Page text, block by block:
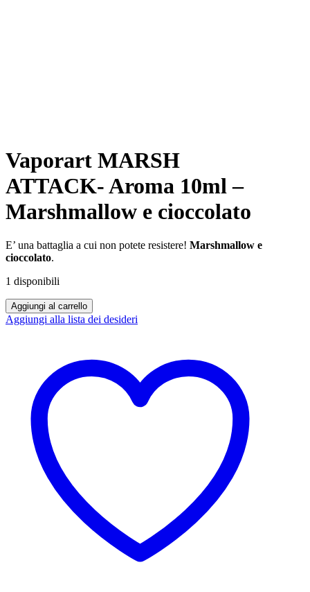
Vaporart MARSH
ATTACK- Aroma 10ml –
Marshmallow e cioccolato
E’ una battaglia a cui non potete resistere! Marshmallow e
cioccolato.
1 disponibili
Vaporart
MARSH
ATTACK-
Marshmallow
cioccolato
quantità
Aggiungi al carrello
Aggiungi alla lista dei desideri